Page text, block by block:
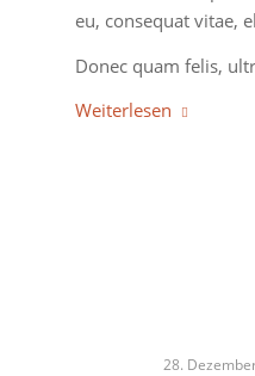
eu, consequat vitae,
Donec quam felis,
Weiterlesen
28.